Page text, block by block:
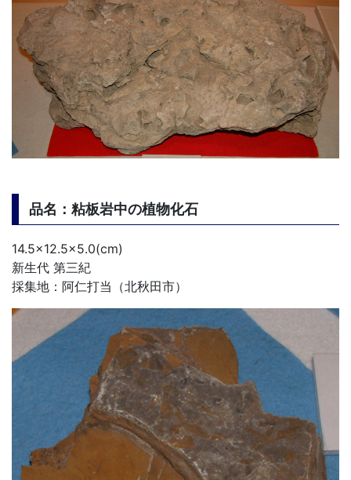
品名：粘板岩中の植物化石
14.5×12.5×5.0(cm)
新生代 第三紀
採集地：阿仁打当（北秋田市）